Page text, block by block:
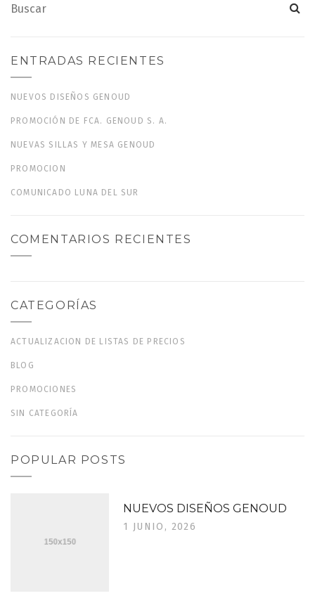
ENTRADAS RECIENTES
NUEVOS DISEÑOS GENOUD
PROMOCIÓN DE FCA. GENOUD S. A.
NUEVAS SILLAS Y MESA GENOUD
PROMOCION
COMUNICADO LUNA DEL SUR
COMENTARIOS RECIENTES
CATEGORÍAS
ACTUALIZACION DE LISTAS DE PRECIOS
BLOG
PROMOCIONES
SIN CATEGORÍA
POPULAR POSTS
NUEVOS DISEÑOS GENOUD
1 JUNIO, 2026